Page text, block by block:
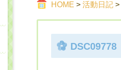
HOME > 活動日記 >
DSC09778
1日の生活